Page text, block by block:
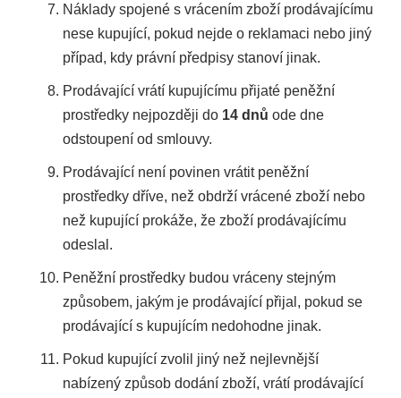
Náklady spojené s vrácením zboží prodávajícímu
nese kupující, pokud nejde o reklamaci nebo jiný
případ, kdy právní předpisy stanoví jinak.
Prodávající vrátí kupujícímu přijaté peněžní
prostředky nejpozději do 14 dnů ode dne
odstoupení od smlouvy.
Prodávající není povinen vrátit peněžní
prostředky dříve, než obdrží vrácené zboží nebo
než kupující prokáže, že zboží prodávajícímu
odeslal.
Peněžní prostředky budou vráceny stejným
způsobem, jakým je prodávající přijal, pokud se
prodávající s kupujícím nedohodne jinak.
Pokud kupující zvolil jiný než nejlevnější
nabízený způsob dodání zboží, vrátí prodávající